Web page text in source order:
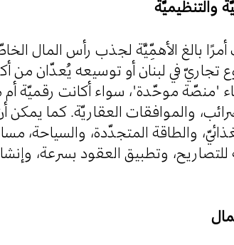
بالغ الأهمِّيَّة لجذب رأس المال
تجاريّ في لبنان أو توسيعه يُعدّان من
"منصّة موحّدة"، سواء أكانت رقميّة
والموافقات العقاريّة. كما يمكن
والطاقة المتجدّدة،
وتطبيق العقود بسرعة،